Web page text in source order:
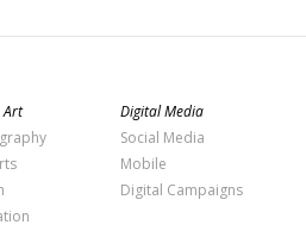
Art
Digital Media
Social Media
Mobile
Digital Campaigns